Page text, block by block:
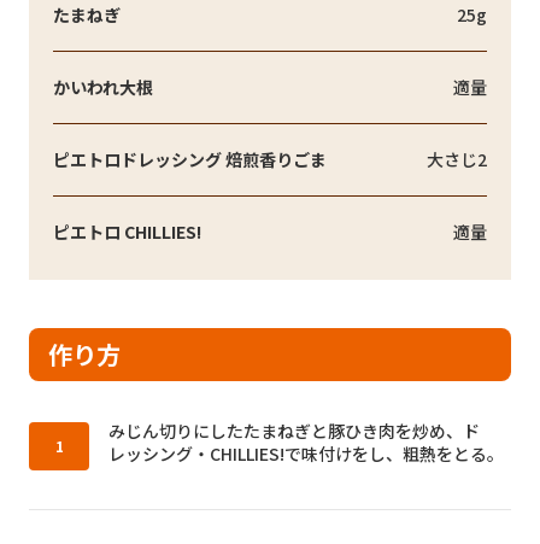
たまねぎ 25g
かいわれ大根 適量
ピエトロドレッシング 焙煎香りごま 大さじ2
ピエトロ CHILLIES! 適量
作り方
作り方1：
みじん切りにしたたまねぎと豚ひき肉を炒め、ド
レッシング・CHILLIES!で味付けをし、粗熱をとる。